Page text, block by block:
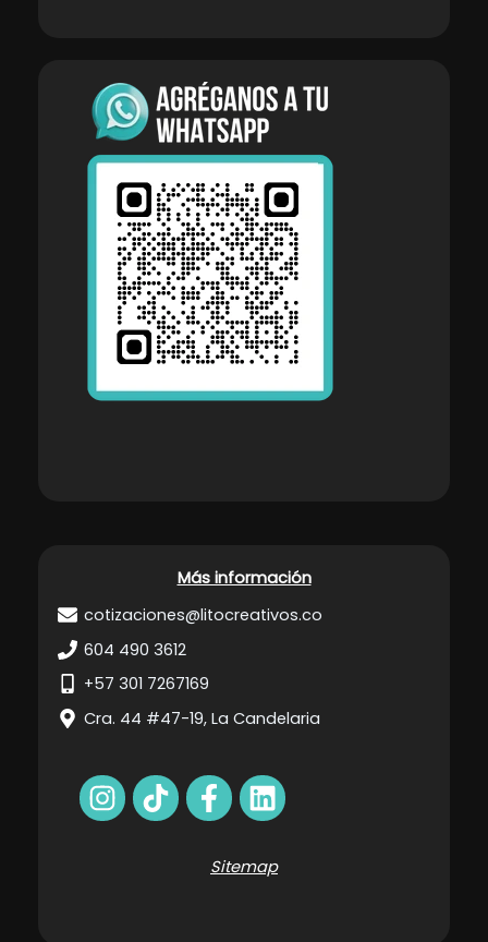
Más información
cotizaciones@litocreativos.co
604 490 3612
+57 301 7267169
Cra. 44 #47-19, La Candelaria
Sitemap